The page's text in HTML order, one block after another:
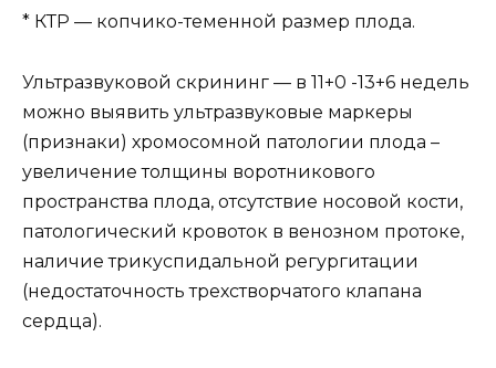
* КТР — копчико-теменной размер плода.
Ультразвуковой скрининг — в 11+0 -13+6 недель
можно выявить ультразвуковые маркеры
(признаки) хромосомной патологии плода –
увеличение толщины воротникового
пространства плода, отсутствие носовой кости,
патологический кровоток в венозном протоке,
наличие трикуспидальной регургитации
(недостаточность трехстворчатого клапана
сердца).